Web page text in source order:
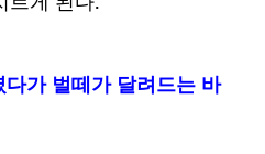
가 벌떼가 달려드는 바